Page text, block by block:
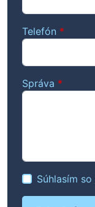
Telefón *
Správa *
Súhlasím so